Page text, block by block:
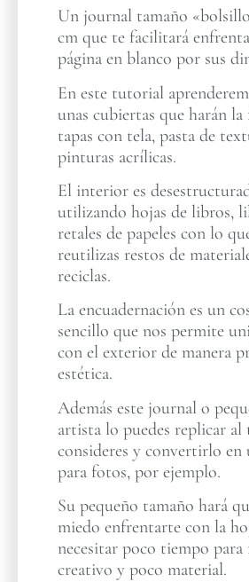
Un journal tamaño
cm que te facilitará
página en blanco por sus
En este tutorial
unas cubiertas que harán
tapas con tela, pasta de
pinturas acrílicas.
El interior es
utilizando hojas de libros,
retales de papeles con lo
reutilizas restos de
reciclas.
La encuadernación es un
sencillo que nos permite
con el exterior de manera
estética.
Además este journal o
artista lo puedes replicar al
consideres y convertirlo en
para fotos, por ejemplo.
Su pequeño tamaño hará
miedo enfrentarte con la
necesitar poco tiempo para
creativo y poco material.